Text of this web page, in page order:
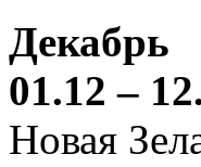
Декабрь
01.12 –
Новая